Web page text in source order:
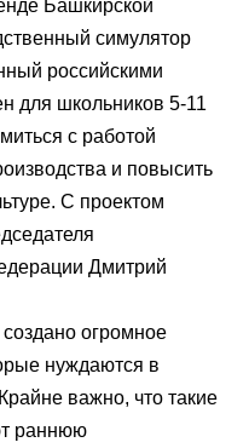
Башкирской
симулятор
российскими
для школьников 5-11
с работой
и повысить
С проектом
Дмитрий
огромное
нуждаются в
важно, что такие
раннюю